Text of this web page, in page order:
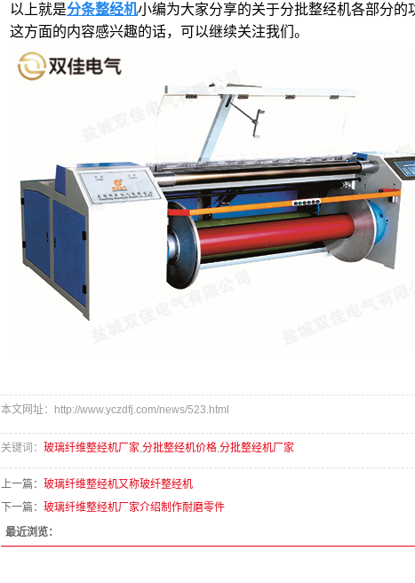
以上就是分条整经机小编为大家分享的关于分批整经机各部分
这方面的内容感兴趣的话，可以继续关注我们。
本文网址：http://www.yczdfj.com/news/523.html
关键词： 玻璃纤维整经机厂家,分批整经机价格,分批整经机厂家
上一篇： 玻璃纤维整经机又称玻纤整经机
下一篇： 玻璃纤维整经机厂家介绍制作耐磨零件
最近浏览：